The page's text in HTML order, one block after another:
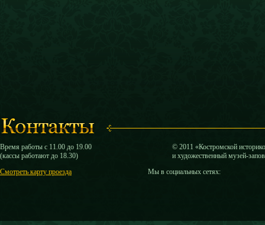
Время работы с 11.00 до 19.00
(кассы работают до 18.30)
Смотреть карту проезда
© 2011 «Костромской
и художественный музей-
Мы в социальных сетях: